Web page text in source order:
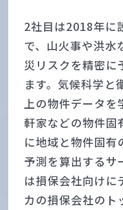
2社目は2018年
で、山火事や洪水
災リスクを精密に
ます。気候科学
上の物件データを
軒家などの物件固
に地域と物件固有
予測を算出するサ
は損保会社向けに
カの損保会社のト